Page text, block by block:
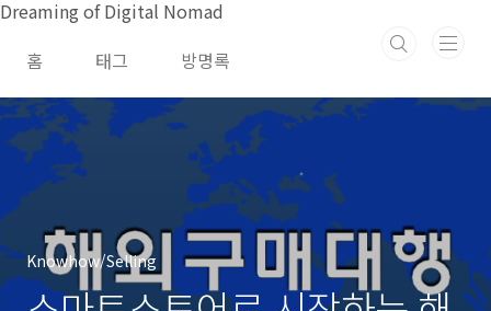
본문 바로가기
Dreaming of Digital Nomad
홈
태그 방명록
Knowhow/Selling